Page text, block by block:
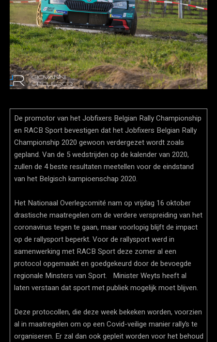
De promotor van het Jobfixers Belgian Rally Championship
en RACB Sport bevestigen dat het Jobfixers Belgian Rally
Championship 2020 gewoon verdergezet wordt zoals
gepland. Van de 5 wedstrijden op de kalender van 2020,
zullen de 4 beste resultaten meetellen voor de eindstand
van het Belgisch kampioenschap 2020.
Het Nationaal Overlegcomité nam op vrijdag 16 oktober
drastische maatregelen om de verdere verspreiding van het
coronavirus tegen te gaan, maar voorlopig blijft de impact
op de rallysport beperkt. Voor de rallysport werd in
samenwerking met RACB Sport deze zomer al een
protocol opgemaakt en goedgekeurd door de bevoegde
regionale Minsters van Sport. Minister Weyts heeft al
laten verstaan dat sport met publiek mogelijk moet blijven.
Deze protocollen, die deze week bekeken worden, voorzien
al in maatregelen om op een Covid-veilige manier rally’s te
organiseren. Er zal dan ook gepleit worden voor het behoud